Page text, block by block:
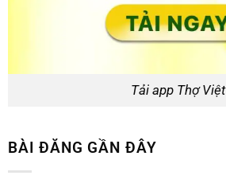
Tải app Thợ Việt
BÀI ĐĂNG GẦN ĐÂY